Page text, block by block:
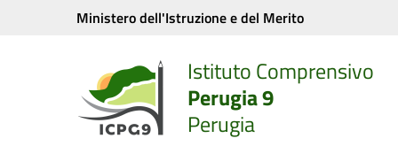
Vai ai contenuti
Vai al menu di navigazione
Ministero dell'Istruzione e del Merito
Istituto Comprensivo
Perugia 9
Perugia